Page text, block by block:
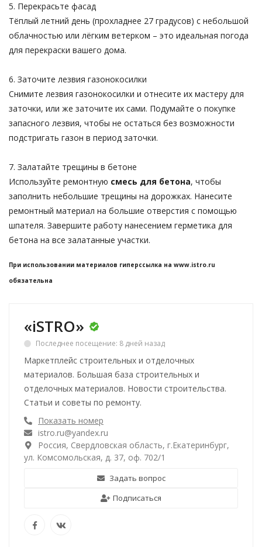
5. Перекрасьте фасад
Тёплый летний день (прохладнее 27 градусов) с небольшой
облачностью или лёгким ветерком – это идеальная погода
для перекраски вашего дома.
6. Заточите лезвия газонокосилки
Снимите лезвия газонокосилки и отнесите их мастеру для
заточки, или же заточите их сами. Подумайте о покупке
запасного лезвия, чтобы не остаться без возможности
подстригать газон в период заточки.
7. Залатайте трещины в бетоне
Используйте ремонтную смесь для бетона, чтобы
заполнить небольшие трещины на дорожках. Нанесите
ремонтный материал на большие отверстия с помощью
шпателя. Завершите работу нанесением герметика для
бетона на все залатанные участки.
При использовании материалов гиперссылка на www.istro.ru
обязательна
«iSTRO»
Последнее посещение: 8 дней назад
Маркетплейс строительных и отделочных
материалов. Большая база строительных и
отделочных материалов. Новости строительства.
Статьи и советы по ремонту.
Показать номер
istro.ru@yandex.ru
Россия, Свердловская область, г.Екатеринбург,
ул. Комсомольская, д. 37, оф. 702/1
Задать вопрос
Подписаться